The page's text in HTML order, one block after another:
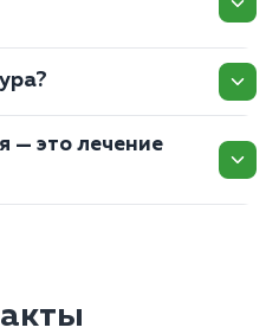
— это лечение